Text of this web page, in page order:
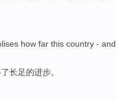
how far this country - and
了长足的进步。